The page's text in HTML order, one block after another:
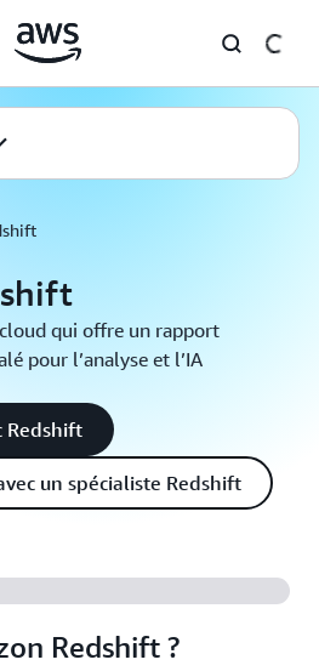
qui offre un rapport
pour l’analyse et l’IA
Redshift
un spécialiste Redshift
Redshift ?